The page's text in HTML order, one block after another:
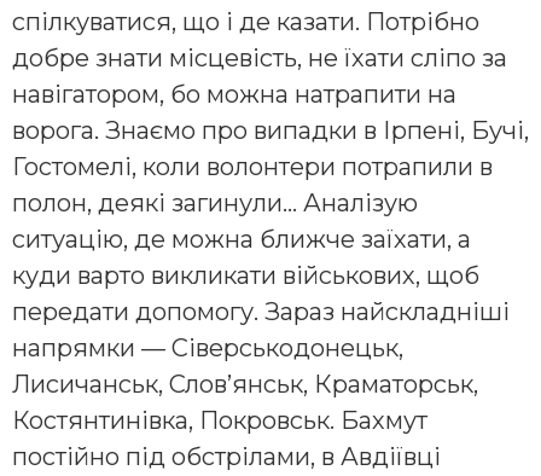
спілкуватися, що і де казати. Потрібно
добре знати місцевість, не їхати сліпо за
навігатором, бо можна натрапити на
ворога. Знаємо про випадки в Ірпені, Бучі,
Гостомелі, коли волонтери потрапили в
полон, деякі загинули… Аналізую
ситуацію, де можна ближче заїхати, а
куди варто викликати військових, щоб
передати допомогу. Зараз найскладніші
напрямки — Сіверськодонецьк,
Лисичанськ, Слов’янськ, Краматорськ,
Костянтинівка, Покровськ. Бахмут
постійно під обстрілами, в Авдіївці